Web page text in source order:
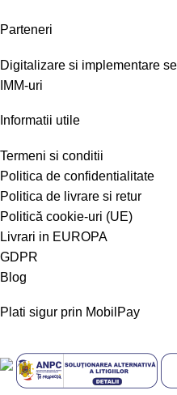
Parteneri
Digitalizare si implementare
IMM-uri
Informatii utile
Termeni si conditii
Politica de confidentialitate
Politica de livrare si retur
Politică cookie-uri (UE)
Livrari in EUROPA
GDPR
Blog
Plati sigur prin MobilPay